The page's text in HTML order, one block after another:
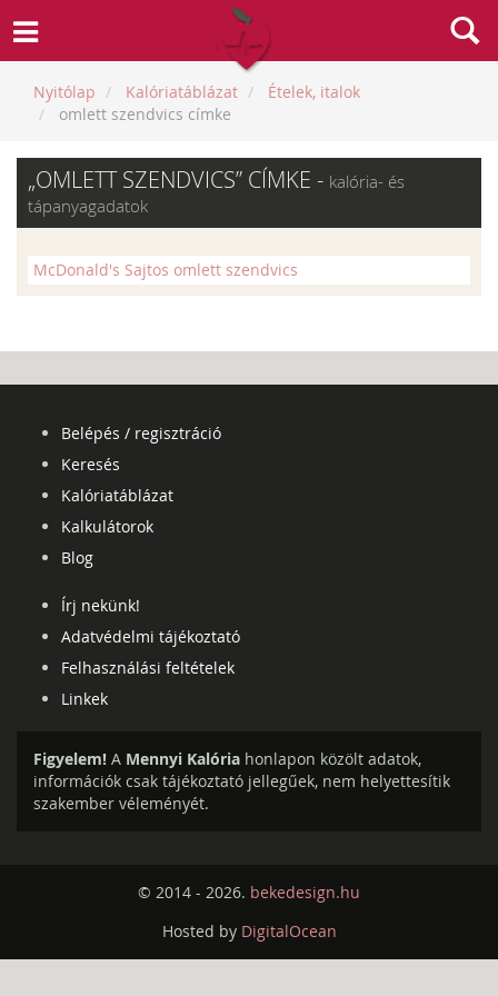
Nyitólap Kalóriatáblázat
Ételek, italok
omlett szendvics címke
„OMLETT SZENDVICS” CÍMKE - kalória- és
tápanyagadatok
McDonald's Sajtos omlett szendvics
Belépés / regisztráció
Keresés
Kalóriatáblázat
Kalkulátorok
Blog
Írj nekünk!
Adatvédelmi tájékoztató
Felhasználási feltételek
Linkek
Figyelem! A Mennyi Kalória honlapon közölt adatok,
információk csak tájékoztató jellegűek, nem helyettesítik
szakember véleményét.
© 2014 - 2026. bekedesign.hu
Hosted by DigitalOcean